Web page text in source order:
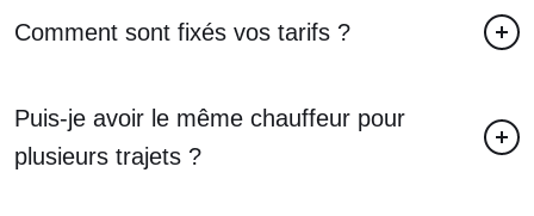
Comment sont fixés vos tarifs ?
Puis-je avoir le même chauffeur pour
plusieurs trajets ?